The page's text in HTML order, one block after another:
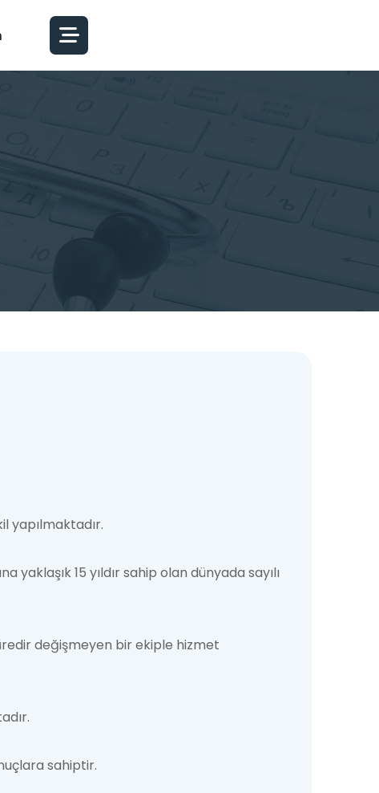
yapılmaktadır.
15 yıldır sahip olan dünyada sayılı
değişmeyen bir ekiple hizmet
sahiptir.